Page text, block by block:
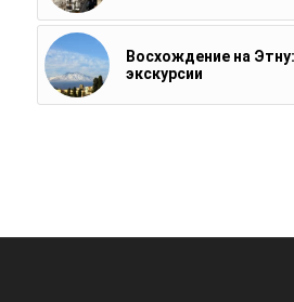
Восхождение на
экскурсии